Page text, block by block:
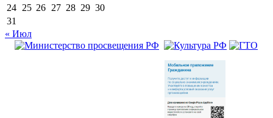
24 25 26 27 28 29 30
31
« Июл